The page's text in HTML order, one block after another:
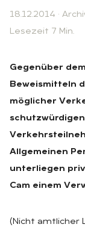
18.12.2014 ·
Lesezeit 7 Min.
Gegenüber
Beweismitteln
möglicher
Allgemeinen
unterliegen
Cam einem
(Nicht amtlicher